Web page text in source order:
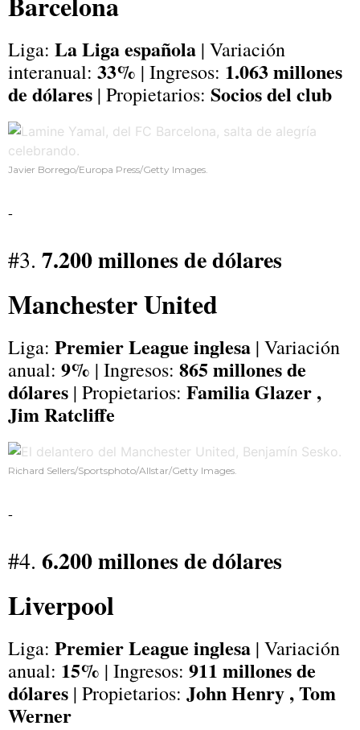
Liga: La Liga española | Variación
interanual: 33% | Ingresos: 1.063 millones
de dólares | Propietarios: Socios del club
Javier Borrego/Europa Press/Getty Images.
-
#3. 7.200 millones de dólares
Manchester United
Liga: Premier League inglesa | Variación
anual: 9% | Ingresos: 865 millones de
dólares | Propietarios: Familia Glazer ,
Jim Ratcliffe
Richard Sellers/Sportsphoto/Allstar/Getty Images.
-
#4. 6.200 millones de dólares
Liverpool
Liga: Premier League inglesa | Variación
anual: 15% | Ingresos: 911 millones de
dólares | Propietarios: John Henry , Tom
Werner